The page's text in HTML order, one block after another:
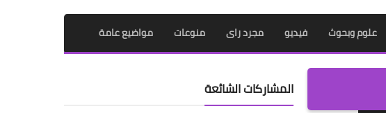
علوم وبحوث فيديو مجرد راى منوعات مواضيع عامة
المشاركات الشائعة